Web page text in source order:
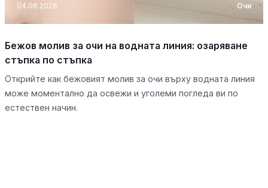
04.08.2026 Очи
Бежов молив за очи на водната линия: озаряване
стъпка по стъпка
Открийте как бежовият молив за очи върху водната линия
може моментално да освежи и уголеми погледа ви по
естествен начин.